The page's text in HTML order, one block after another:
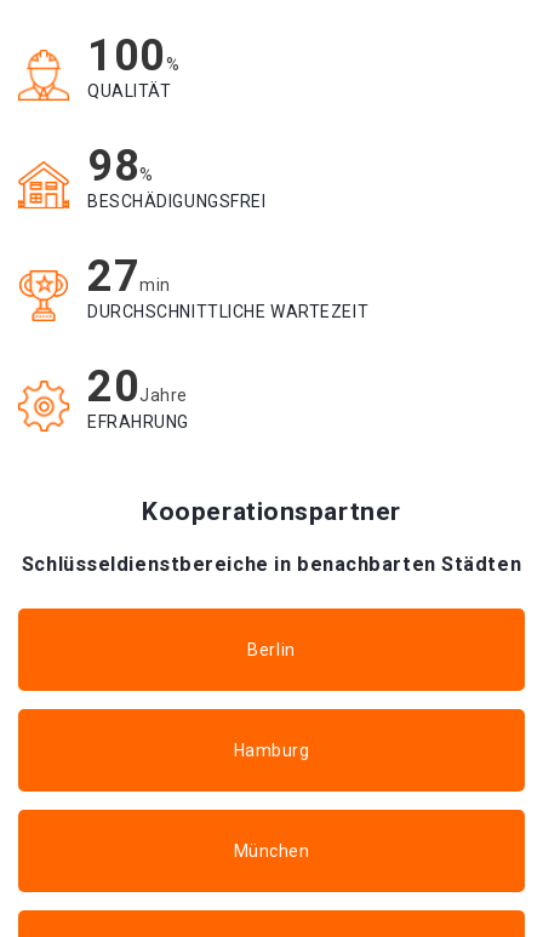
100%
QUALITÄT
98%
BESCHÄDIGUNGSFREI
27min
DURCHSCHNITTLICHE WARTEZEIT
20Jahre
EFRAHRUNG
Kooperationspartner
Schlüsseldienstbereiche in benachbarten Städten
Berlin
Hamburg
München